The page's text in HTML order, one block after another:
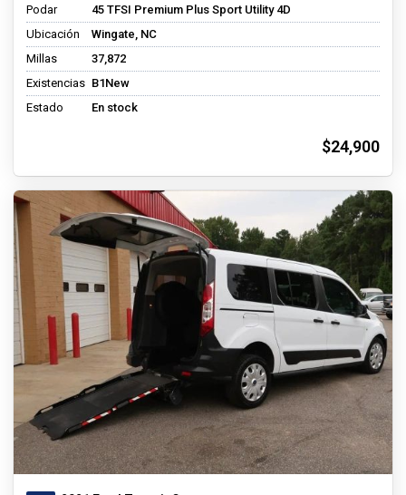
Podar
45 TFSI Premium Plus Sport Utility 4D
Ubicación
Wingate, NC
Millas
37,872
Existencias B1New
Estado
En stock
$24,900